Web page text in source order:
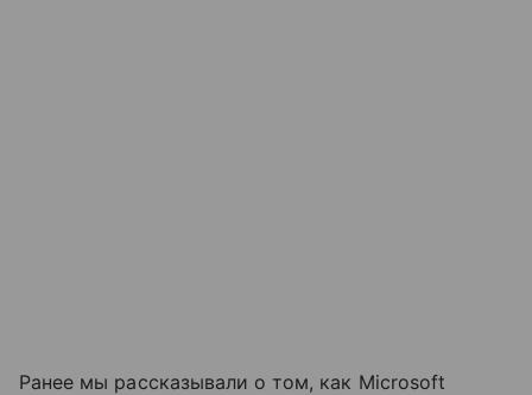
Ранее мы рассказывали о том, как Microsoft